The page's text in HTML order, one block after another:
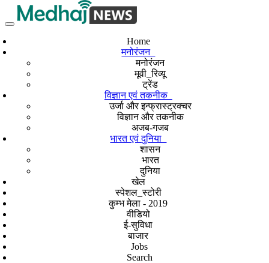
Home
मनोरंजन
मनोरंजन
मूवी_रिव्यू
ट्रेंड
विज्ञान एवं तकनीक
उर्जा और इन्फ्रास्ट्रक्चर
विज्ञान और तकनीक
अजब-गजब
भारत एवं दुनिया
शासन
भारत
दुनिया
खेल
स्पेशल_स्टोरी
कुम्भ मेला - 2019
वीडियो
ई-सुविधा
बाजार
Jobs
Search